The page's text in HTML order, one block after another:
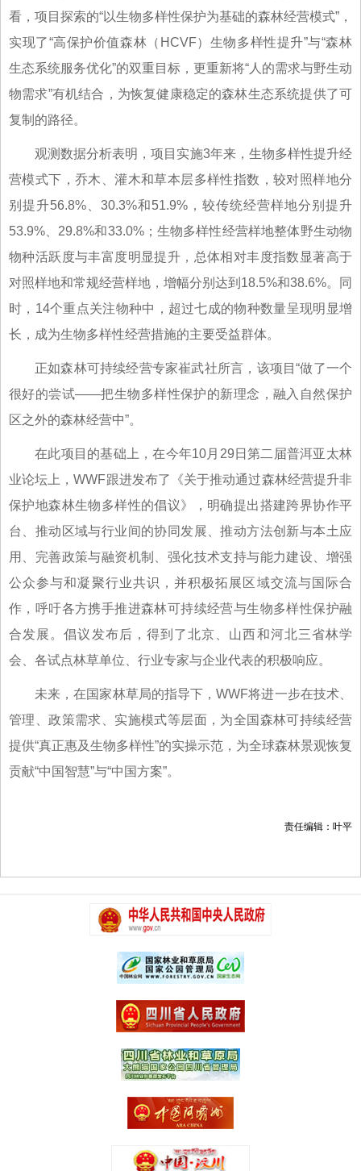
看，项目探索的“以生物多样性保护为基础的森林经营模式”，
实现了“高保护价值森林（HCVF）生物多样性提升”与“森林
生态系统服务优化”的双重目标，更重新将“人的需求与野生动
物需求”有机结合，为恢复健康稳定的森林生态系统提供了可
复制的路径。
观测数据分析表明，项目实施3年来，生物多样性提升经
营模式下，乔木、灌木和草本层多样性指数，较对照样地分
别提升56.8%、30.3%和51.9%，较传统经营样地分别提升
53.9%、29.8%和33.0%；生物多样性经营样地整体野生动物
物种活跃度与丰富度明显提升，总体相对丰度指数显著高于
对照样地和常规经营样地，增幅分别达到18.5%和38.6%。同
时，14个重点关注物种中，超过七成的物种数量呈现明显增
长，成为生物多样性经营措施的主要受益群体。
正如森林可持续经营专家崔武社所言，该项目“做了一个
很好的尝试——把生物多样性保护的新理念，融入自然保护
区之外的森林经营中”。
在此项目的基础上，在今年10月29日第二届普洱亚太林
业论坛上，WWF跟进发布了《关于推动通过森林经营提升非
保护地森林生物多样性的倡议》，明确提出搭建跨界协作平
台、推动区域与行业间的协同发展、推动方法创新与本土应
用、完善政策与融资机制、强化技术支持与能力建设、增强
公众参与和凝聚行业共识，并积极拓展区域交流与国际合
作，呼吁各方携手推进森林可持续经营与生物多样性保护融
合发展。倡议发布后，得到了北京、山西和河北三省林学
会、各试点林草单位、行业专家与企业代表的积极响应。
未来，在国家林草局的指导下，WWF将进一步在技术、
管理、政策需求、实施模式等层面，为全国森林可持续经营
提供“真正惠及生物多样性”的实操示范，为全球森林景观恢复
贡献“中国智慧”与“中国方案”。
责任编辑：叶平